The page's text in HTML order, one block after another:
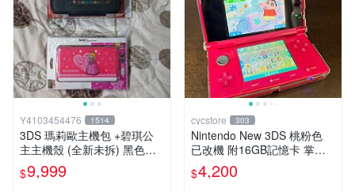
Y4103454476 1514
3DS 瑪莉歐主機包 +碧琪公
主主機殼 (全新未拆) 黑色款
存 缺貨
$9,999
cycstore 303
Nintendo New 3DS 桃粉色
已改機 附16GB記憶卡 掌上
型遊戲主機 收藏熱門
$4,200